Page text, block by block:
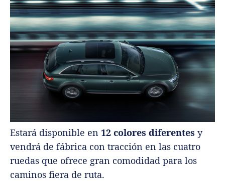
Estará disponible en 12 colores diferentes y
vendrá de fábrica con tracción en las cuatro
ruedas que ofrece gran comodidad para los
caminos fiera de ruta.